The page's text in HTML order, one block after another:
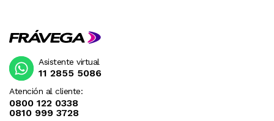
Atención al cliente:
0800 122 0338
0810 999 3728
Asistente virtual
11 2855 5086